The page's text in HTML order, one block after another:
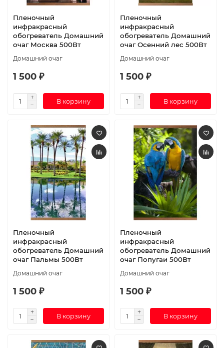
Пленочный
инфракрасный
обогреватель Домашний
очаг Москва 500Вт
Домашний очаг
1 500 ₽
В корзину
Пленочный
инфракрасный
обогреватель Домашний
очаг Осенний лес 500Вт
Домашний очаг
1 500 ₽
В корзину
Пленочный
инфракрасный
обогреватель Домашний
очаг Пальмы 500Вт
Домашний очаг
1 500 ₽
В корзину
Пленочный
инфракрасный
обогреватель Домашний
очаг Попугаи 500Вт
Домашний очаг
1 500 ₽
В корзину